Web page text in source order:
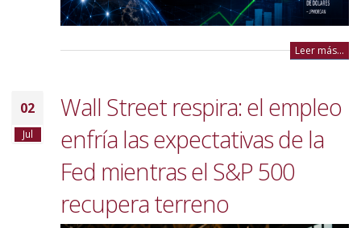
Leer más...
02
Jul
Wall Street respira: el empleo
enfría las expectativas de la
Fed mientras el S&P 500
recupera terreno